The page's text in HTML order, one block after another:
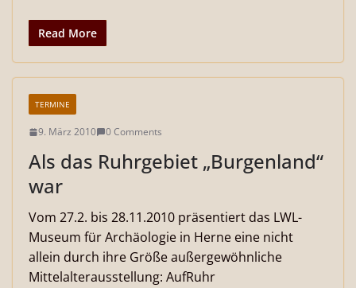
Read More
TERMINE
9. März 2010 0 Comments
Als das Ruhrgebiet „Burgenland“
war
Vom 27.2. bis 28.11.2010 präsentiert das LWL-
Museum für Archäologie in Herne eine nicht
allein durch ihre Größe außergewöhnliche
Mittelalterausstellung: AufRuhr